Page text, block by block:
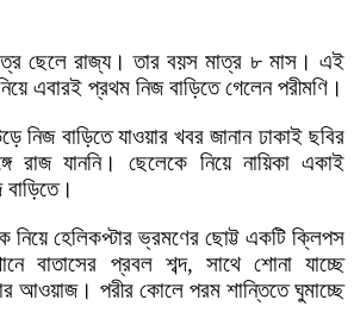
ছেলে রাজ্য। তার বয়স মাত্র ৮ মাস। এই
এবারই প্রথম নিজ বাড়িতে গেলেন পরীমণি।
নিজ বাড়িতে যাওয়ার খবর জানান ঢাকাই ছবির
রাজ যাননি। ছেলেকে নিয়ে নায়িকা একাই
বাড়িতে।
নিয়ে হেলিকপ্টার ভ্রমণের ছোট্ট একটি ক্লিপস
বাতাসের প্রবল শব্দ, সাথে শোনা যাচ্ছে
আওয়াজ। পরীর কোলে পরম শান্তিতে ঘুমাচ্ছে